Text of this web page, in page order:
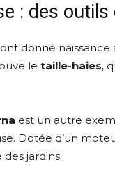
: des
donné
le taille-haies,
est un autre
Dotée d’un
jardins.